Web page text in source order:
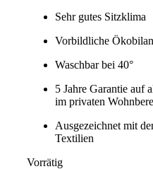
Sehr gutes Sitzklima
Vorbildliche
Waschbar bei 40°
5 Jahre Garantie auf
im privaten
Ausgezeichnet mit
Textilien
Vorrätig